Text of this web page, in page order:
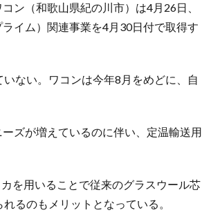
ン（和歌山県紀の川市）は4月26日、
イム）関連事業を4月30日付で取得す
ない。ワコンは今年8月をめどに、自
ズが増えているのに伴い、定温輸送用
を用いることで従来のグラスウール芯
るのもメリットとなっている。